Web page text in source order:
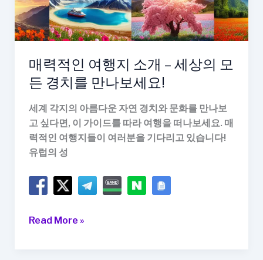
매력적인 여행지 소개 – 세상의 모
든 경치를 만나보세요!
세계 각지의 아름다운 자연 경치와 문화를 만나보
고 싶다면, 이 가이드를 따라 여행을 떠나보세요. 매
력적인 여행지들이 여러분을 기다리고 있습니다!
유럽의 성
매
Read More »